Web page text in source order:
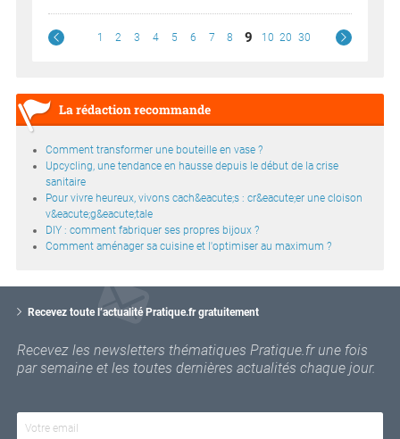
1 2 3 4 5 6 7 8 9 10 20 30
La rédaction recommande
Comment transformer une bouteille en vase ?
Upcycling, une tendance en hausse depuis le début de la crise
sanitaire
Pour vivre heureux, vivons cach&eacute;s : cr&eacute;er une cloison
v&eacute;g&eacute;tale
DIY : comment fabriquer ses propres bijoux ?
Comment aménager sa cuisine et l'optimiser au maximum ?
Recevez toute l’actualité Pratique.fr gratuitement
Recevez les newsletters thématiques Pratique.fr une fois
par semaine et les toutes dernières actualités chaque jour.
o
r
e
e